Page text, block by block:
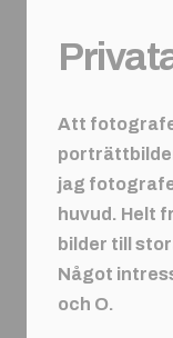
Att
jag
huvud. Helt
bilder till
Något
och O.